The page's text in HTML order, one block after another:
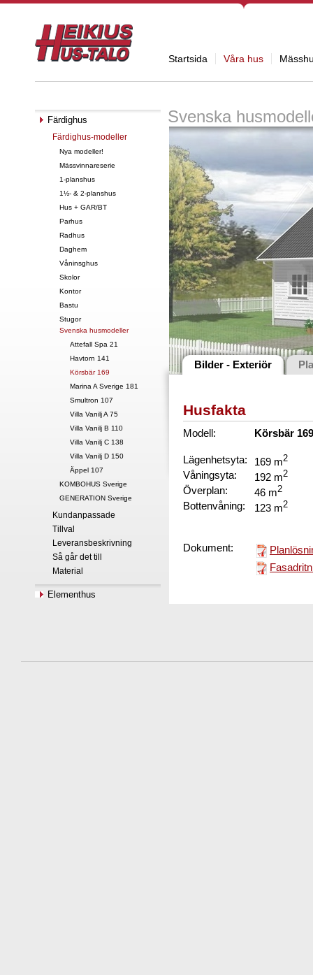
Startsida Våra hus
Färdighus
Färdighus-modeller
Nya modeller!
Mässvinnareserie
1-planshus
1½- & 2-planshus
Hus + GAR/BT
Parhus
Radhus
Daghem
Våninsghus
Skolor
Kontor
Bastu
Stugor
Svenska husmodeller
Attefall Spa 21
Havtorn 141
Körsbär 169
Marina A Sverige 181
Smultron 107
Villa Vanilj A 75
Villa Vanilj B 110
Villa Vanilj C 138
Villa Vanilj D 150
Äppel 107
KOMBOHUS Sverige
GENERATION Sverige
Kundanpassade
Tillval
Leveransbeskrivning
Så går det till
Material
Elementhus
Svenska
Bilder - Exteriör
Husfakta
Modell: Körsbär
Lägenhetsyta: 169 m2
Våningsyta: 192 m2
Överplan: 46 m2
Bottenvåning: 123 m2
Dokument: